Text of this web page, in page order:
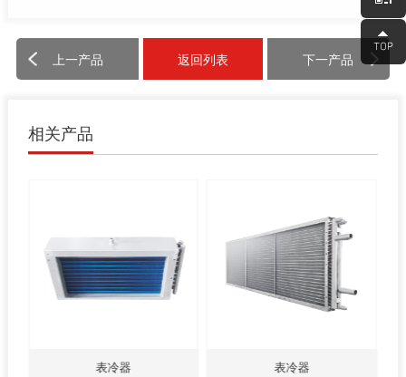
上一产品 返回列表 下一产品
相关产品
表冷器 表冷器